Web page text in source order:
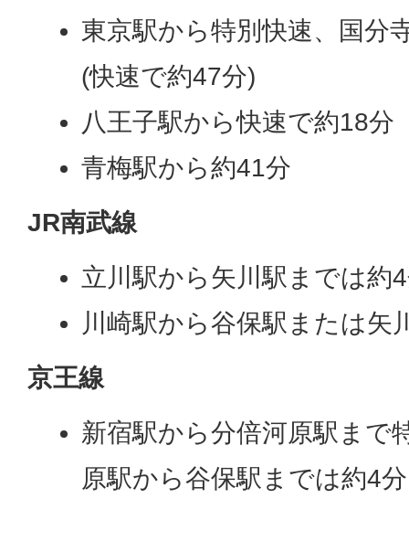
東京駅から特別快速、国分
(快速で約47分)
八王子駅から快速で約18分
青梅駅から約41分
JR南武線
立川駅から矢川駅までは約
川崎駅から谷保駅または矢
京王線
新宿駅から分倍河原駅まで
原駅から谷保駅までは約4分